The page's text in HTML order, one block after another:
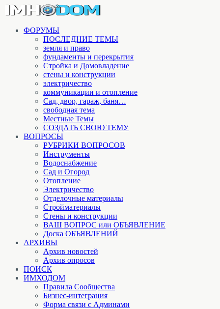
ФОРУМЫ
ПОСЛЕДНИЕ ТЕМЫ
земля и право
фундаменты и перекрытия
Стройка и Домовладение
стены и конструкции
электричество
коммуникации и отопление
Cад, двор, гараж, баня…
свободная тема
Местные Темы
СОЗДАТЬ СВОЮ ТЕМУ
ВОПРОСЫ
РУБРИКИ ВОПРОСОВ
Инструменты
Водоснабжение
Сад и Огород
Отопление
Электричество
Отделочные материалы
Стройматериалы
Стены и конструкции
ВАШ ВОПРОС или ОБЪЯВЛЕНИЕ
Доска ОБЪЯВЛЕНИЙ
АРХИВЫ
Архив новостей
Архив опросов
ПОИСК
ИМХОДОМ
Правила Сообщества
Бизнес-интеграция
Форма связи с Админами